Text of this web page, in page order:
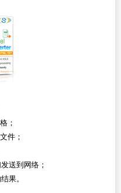
；
件；
送到网络；
果。